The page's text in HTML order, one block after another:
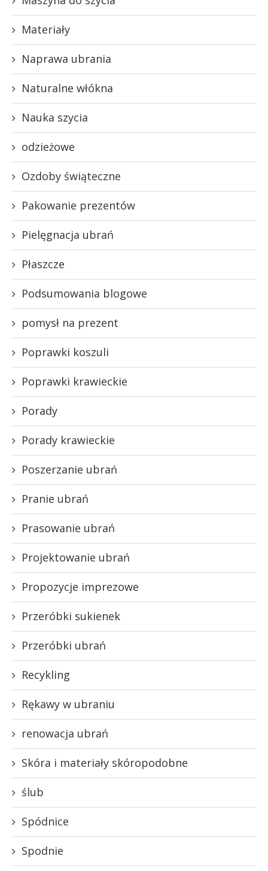
Materiały
Naprawa ubrania
Naturalne włókna
Nauka szycia
odzieżowe
Ozdoby świąteczne
Pakowanie prezentów
Pielęgnacja ubrań
Płaszcze
Podsumowania blogowe
pomysł na prezent
Poprawki koszuli
Poprawki krawieckie
Porady
Porady krawieckie
Poszerzanie ubrań
Pranie ubrań
Prasowanie ubrań
Projektowanie ubrań
Propozycje imprezowe
Przeróbki sukienek
Przeróbki ubrań
Recykling
Rękawy w ubraniu
renowacja ubrań
Skóra i materiały skóropodobne
ślub
Spódnice
Spodnie